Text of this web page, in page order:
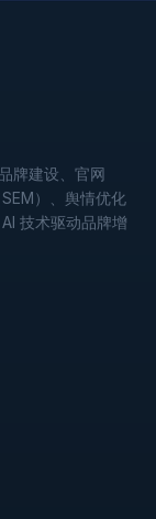
牌建设、官网
）、舆情优化
技术驱动品牌增